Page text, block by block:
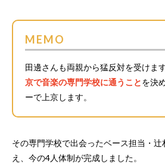
MEMO
田邊さんも両親から猛反対を受けま
京で音楽の専門学校に通うことを決
ーで上京します。
その専門学校で出会ったベース担当・
え、今の4人体制が完成しました。